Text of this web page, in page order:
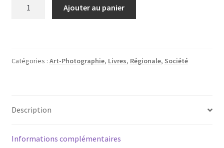
-
(1862-
Ajouter au panier
Catégories : Art-Photographie, Livres, Régionale, Société
Description
Informations complémentaires